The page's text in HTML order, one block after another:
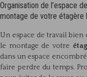
Organisation de l’espace
montage de votre étagère
Un espace de travail
le montage de votre
dans un espace
faire perdre du temps.